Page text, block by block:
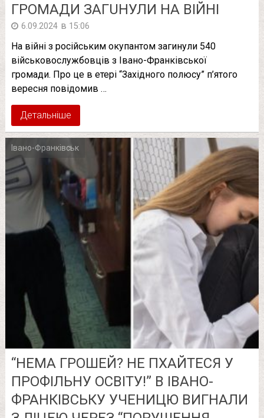
ГРОМАДИ ЗAГUНУЛИ НА ВІЙНІ
6.09.2024 в 15:06
На війні з російським окупантом загинули 540
військовослужбовців з Івано-Франківської
громади. Про це в етері “Західного полюсу” п’ятого
вересня повідомив …
Детальніше
Івано-Франківськ
“НЕМА ГРОШЕЙ? НЕ ПХАЙТЕСЯ У
ПРОФІЛЬНУ ОСВІТУ!” В ІВАНО-
ФРАНКІВСЬКУ УЧЕНИЦЮ ВИГНАЛИ